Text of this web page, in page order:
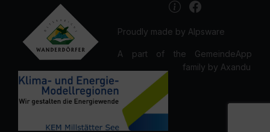
Proudly made by Alpsware
A part of the GemeindeApp
family by Axandu